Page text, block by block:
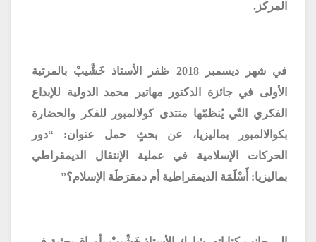
المركز.
في شهر ديسمبر 2018 ظفر الأستاذ خَشِّيبْ بالمرتبة
الأولى في جائزة الدكتور مهاتير محمد الدولية للإبداع
الفكري التّي يُنظمّها منتدى كولالمبور للفكر والحضارة
بكوالالمبور بماليزيا، عن بحثٍ حمل عنوان: “دور
الحركات الإسلامية في عملية الإنتقال الديمقراطي
بماليزيا: أَسْلَمَة الديمقراطية أم دمقرَطَة الإسلام؟”